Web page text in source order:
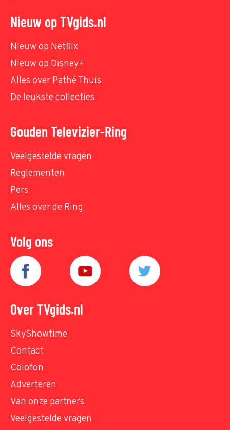
Nieuw op TVgids.nl
Nieuw op Netflix
Nieuw op Disney+
Alles over Pathé Thuis
De leukste collecties
Gouden Televizier-Ring
Veelgestelde vragen
Reglementen
Pers
Alles over de Ring
Volg ons
Over TVgids.nl
SkyShowtime
Contact
Colofon
Adverteren
Van onze partners
Veelgestelde vragen